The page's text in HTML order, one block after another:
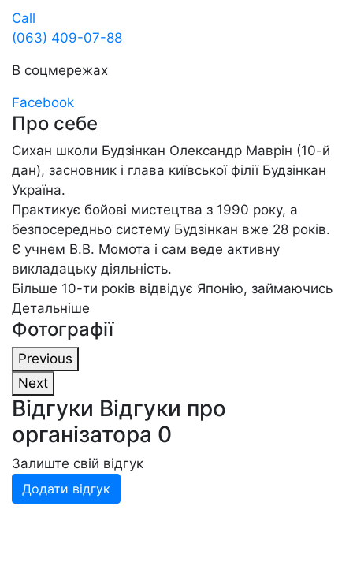
Call
(063) 409-07-88
В соцмережах
Facebook
Про себе
Сихан школи Будзінкан Олександр Маврін (10-й
дан), засновник і глава київської філії Будзінкан
Україна.
Практикує бойові мистецтва з 1990 року, а
безпосередньо систему Будзінкан вже 28 років.
Є учнем В.В. Момота і сам веде активну
викладацьку діяльність.
Більше 10-ти років відвідує Японію, займаючись
у Сокё Масаакі Хацумі і у інших японських
Майстрів. Безцінні знання і досвід, отриманий на
тренуваннях в Японії, передає своїм учням.
Виступав організатором безлічі семінарів, як
українських, так і зарубіжних Майстрів, а також
сам регулярно проводить семінари і Масстер-
класи в Україні та інших країнах.
Детальніше
Фотографії
Previous
Next
Відгуки Відгуки про
організатора 0
Залиште свій відгук
Додати відгук